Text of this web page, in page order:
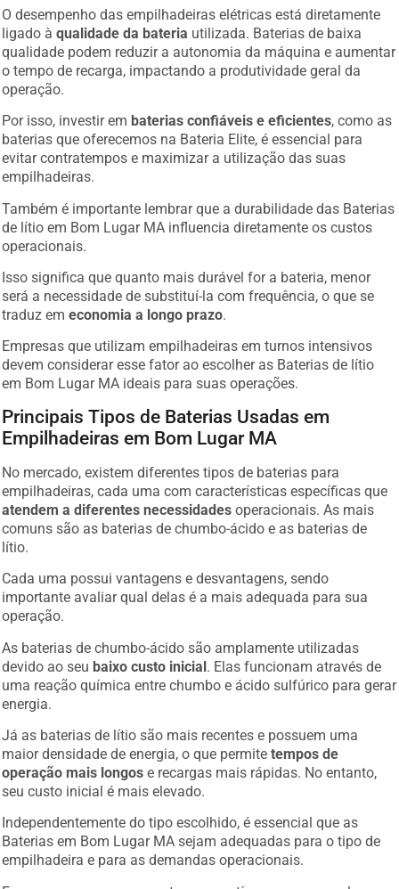
O desempenho das empilhadeiras elétricas está diretamente
ligado àqualidade da bateria utilizada. Baterias de baixa
qualidade podem reduzir a autonomia da máquina e aumentar
o tempo de recarga, impactando a produtividade geral da
operação.
Por isso, investir em baterias confiáveis e eficientes , como as
baterias que oferecemos na Bateria Elite, é essencial para
evitar contratempos e maximizar a utilização das suas
empilhadeiras.
Também é importante lembrar que a durabilidade das Baterias
de lítio em Bom Lugar MA influencia diretamente os custos
operacionais.
Isso significa que quanto mais durável for a bateria, menor
será a necessidade de substituí-la com frequência, o que se
traduz emeconomia a longo prazo
Empresas que utilizam empilhadeiras em turnos intensivos
devem considerar esse fator ao escolher as Baterias de lítio
em Bom Lugar MA ideais para suas operações.
Principais Tipos de Baterias Usadas em
Empilhadeiras em Bom Lugar MA
No mercado, existem diferentes tipos de baterias para
empilhadeiras, cada uma com características específicas que
atendem a diferentes necessidades operacionais. As mais
comuns são as baterias de chumbo-ácido e as baterias de
lítio.
Cada uma possui vantagens e desvantagens, sendo
importante avaliar qual delas é a mais adequada para sua
operação.
As baterias de chumbo-ácido são amplamente utilizadas
devido ao seu baixo custo inicial . Elas funcionam através de
uma reação química entre chumbo e ácido sulfúrico para gerar
energia.
Já as baterias de lítio são mais recentes e possuem uma
maior densidade de energia, o que permitetempos de
operação mais longos e recargas mais rápidas. No entanto,
seu custo inicial é mais elevado.
Independentemente do tipo escolhido, é essencial que as
Baterias em Bom Lugar MA sejam adequadas para o tipo de
empilhadeira e para as demandas operacionais.